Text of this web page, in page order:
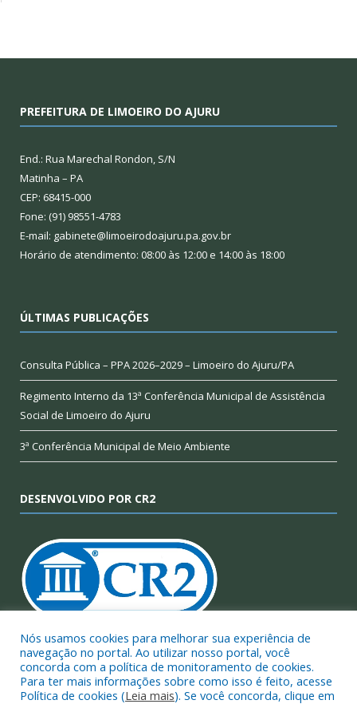
PREFEITURA DE LIMOEIRO DO AJURU
End.: Rua Marechal Rondon, S/N
Matinha – PA
CEP: 68415-000
Fone: (91) 98551-4783
E-mail: gabinete@limoeirodoajuru.pa.gov.br
Horário de atendimento: 08:00 às 12:00 e 14:00 às 18:00
ÚLTIMAS PUBLICAÇÕES
Consulta Pública – PPA 2026–2029 – Limoeiro do Ajuru/PA
Regimento Interno da 13ª Conferência Municipal de Assistência
Social de Limoeiro do Ajuru
3ª Conferência Municipal de Meio Ambiente
DESENVOLVIDO POR CR2
Muito mais que criar siteousistema para prefeituras!
Realizamos umaassessoriacompleta, onde garantimos em
contrato que todas as exigências dasleis de transparência
Nós usamos cookies para melhorar sua experiência de
navegação no portal. Ao utilizar nosso portal, você
concorda com a política de monitoramento de cookies.
Para ter mais informações sobre como isso é feito, acesse
Política de cookies (Leia mais). Se você concorda, clique em